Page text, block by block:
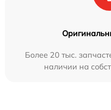
Более 20 тыс.
наличии на